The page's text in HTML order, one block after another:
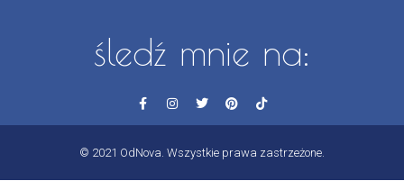
śledź mnie na:
© 2021 OdNova. Wszystkie prawa zastrzeżone.